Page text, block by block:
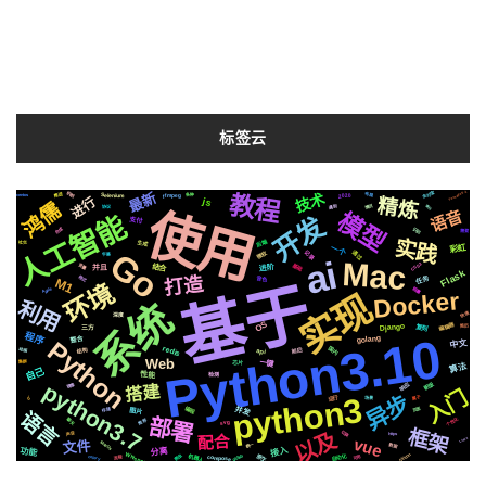
标签云
基于
使用
Python3.10
系统 实现
ai
Go
python3
Mac
人工智能 开发
Python
环境
教程
Docker
模型
部署
python3.7 异步
实践
入门
以及
利用
鸿儒 精炼
语言 框架
打造
搭建
配合
语音
vue
技术
文件
最新
Web
M1
进行
Flask
程序
自己
js
OS
接入
分离
中文
算法
彩虹
功能
golang
Django
一键
进阶
redis
结合
性能
并发
一个
并且
api
三方
图片
整合
复刻
支付
任务
音色
响应
ffmpeg
compose 原生
芯片
前后
检测
编辑器
基础
2020
微软
国内
后端
机器人
Whisper
深度
记录
编程
Selenium
通过
新版
svg
生成
结构
运行
自动化
格式
字幕
变量
推荐
celery
场景
阻塞
镜像
Apple
各种
存储
Silicon
遇到
统一
CSS3
github
切换
动画
爬虫
属于
情况
协议
io
聊天
合成
页面
https
MacOs
支付宝
简历
快速
布局
个性化
识别
集群
流程 可用
声音
机制
社交
数据
centos 推送
需要
Linux
Tornado5.1
递归